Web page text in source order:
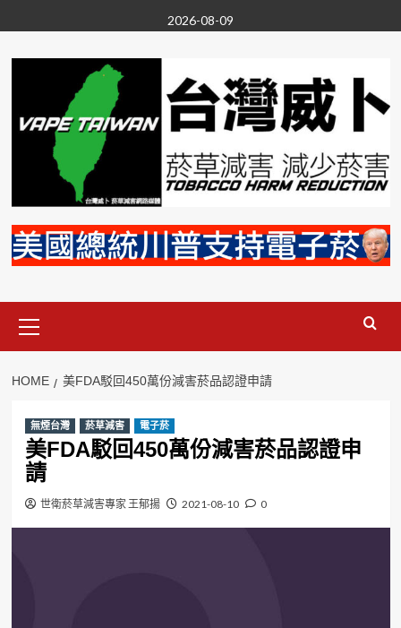
to
content
2026-08-09
Menu
HOME 美FDA駁回450萬份減害菸品認證申請
無煙台灣 菸草減害 電子菸
美FDA駁回450萬份減害菸品認證申
請
世衛菸草減害專家 王郁揚 2021-08-10 0